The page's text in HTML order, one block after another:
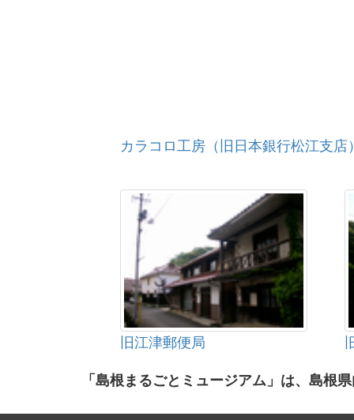
カラコロ工房（旧日本銀行松江支店
旧江津郵便局
「島根まるごとミュージアム」は、島根